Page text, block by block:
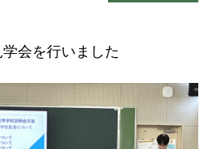
会を行いました